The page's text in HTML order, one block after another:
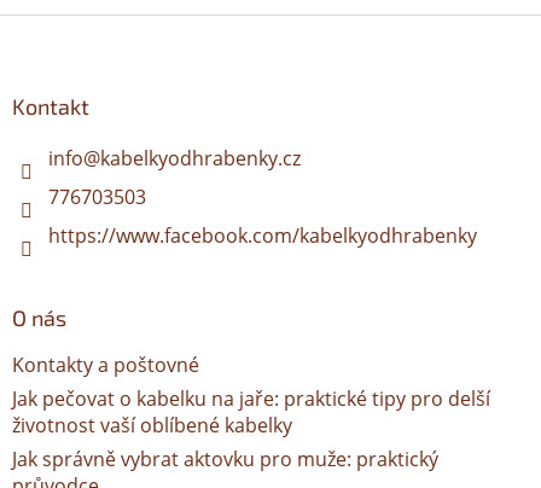
Kontakt
info@kabelkyodhrabenky.cz
776703503
https://www.facebook.com/kabelkyodhrabenky
O nás
Kontakty a poštovné
Jak pečovat o kabelku na jaře: praktické tipy pro delší
životnost vaší oblíbené kabelky
Jak správně vybrat aktovku pro muže: praktický